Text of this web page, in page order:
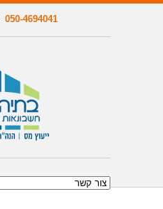
050-4694041